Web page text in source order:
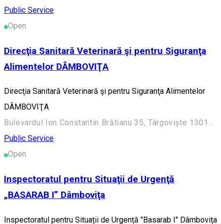
Public Service
Open
Direcţia Sanitară Veterinară şi pentru Siguranţa
Alimentelor DÂMBOVIŢA
Direcţia Sanitară Veterinară şi pentru Siguranţa Alimentelor
DÂMBOVIŢA
Bulevardul Ion Constantin Brătianu 35, Târgoviște 130158, România
Public Service
Open
Inspectoratul pentru Situaţii de Urgenţă
„BASARAB I” Dâmboviţa
Inspectoratul pentru Situații de Urgență "Basarab I" Dâmbovița